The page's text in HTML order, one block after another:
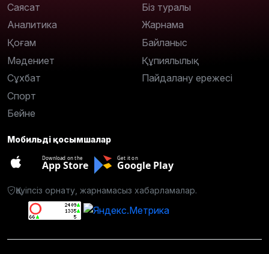
Саясат
Аналитика
Қоғам
Мәдениет
Сұхбат
Спорт
Бейне
Біз туралы
Жарнама
Байланыс
Құпиялылық
Пайдалану ережесі
Мобильді қосымшалар
Download on the
App Store
Get it on
Google Play
Қауіпсіз орнату, жарнамасыз хабарламалар.